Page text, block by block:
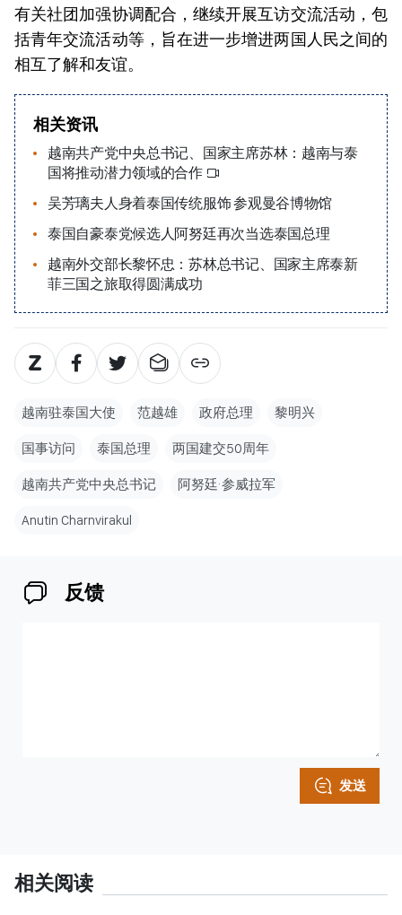
有关社团加强协调配合，继续开展互访交流活动，包
括青年交流活动等，旨在进一步增进两国人民之间的
相互了解和友谊。
相关资讯
越南共产党中央总书记、国家主席苏林：越南与泰
国将推动潜力领域的合作
吴芳璃夫人身着泰国传统服饰 参观曼谷博物馆
泰国自豪泰党候选人阿努廷再次当选泰国总理
越南外交部长黎怀忠：苏林总书记、国家主席泰新
菲三国之旅取得圆满成功
越南驻泰国大使 范越雄 政府总理 黎明兴
国事访问 泰国总理 两国建交50周年
越南共产党中央总书记 阿努廷·参威拉军
Anutin Charnvirakul
反馈
发送
相关阅读